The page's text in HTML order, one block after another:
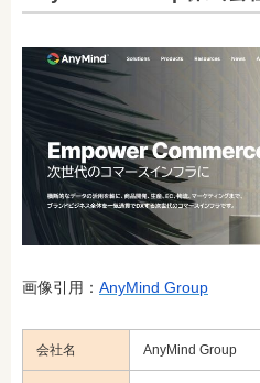
画像引用： AnyMind Group
会社名 AnyMind Group